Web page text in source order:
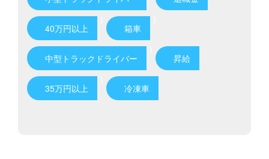
40万円以上 箱車
中型トラックドライバー 昇給
35万円以上 冷凍車